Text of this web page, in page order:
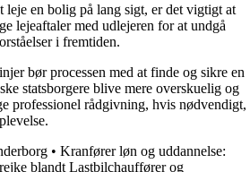
en bolig på lang sigt, er det vigtigt at
lejeaftaler med udlejeren for at undgå
i fremtiden.
bør processen med at finde og sikre en
statsborgere blive mere overskuelig og
professionel rådgivning, hvis nødvendigt,
• Kranfører løn og uddannelse:
blandt Lastbilchauffører og